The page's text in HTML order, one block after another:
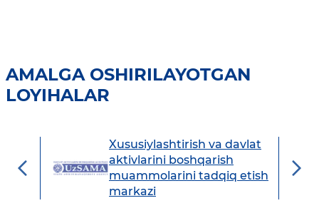
AMALGA OSHIRILAYOTGAN
LOYIHALAR
Xususiylashtirish va davlat
aktivlarini boshqarish
muammolarini tadqiq etish
markazi